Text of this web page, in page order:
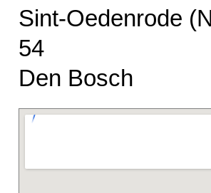
Sint-Oedenrode
54
Den Bosch